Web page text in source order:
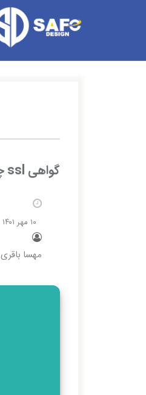
گواهی ssl چیست ؟ دلیل ضرورت استفاده از این گواهی
۱۰ مهر ۱۴۰۱
مهسا باقری